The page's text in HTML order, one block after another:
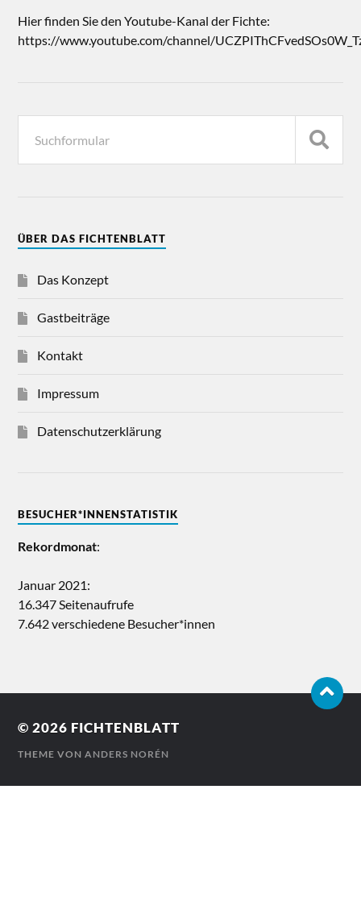
Hier finden Sie den Youtube-Kanal der Fichte:
https://www.youtube.com/channel/
ÜBER DAS FICHTENBLATT
Das Konzept
Gastbeiträge
Kontakt
Impressum
Datenschutzerklärung
BESUCHER*INNENSTATISTIK
Rekordmonat:
Januar 2021:
16.347 Seitenaufrufe
7.642 verschiedene Besucher*innen
© 2026 FICHTENBLATT
THEME VONANDERS NORÉN